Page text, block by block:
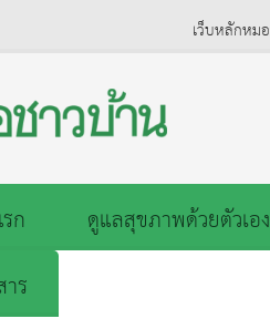
เว็บหลักหม
ก ดูแลสุขภาพด้วยตัวเอง
ร